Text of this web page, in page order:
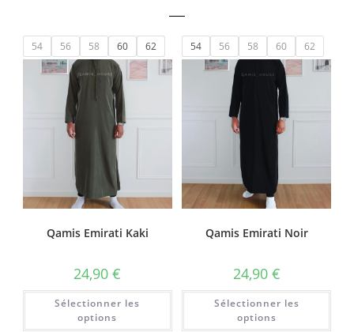
54 56 58 60 62
Qamis Emirati Kaki
24,90€
Sélectionner les
options
54 56 58 60 62
Qamis Emirati Noir
24,90 €
Sélectionner les
options